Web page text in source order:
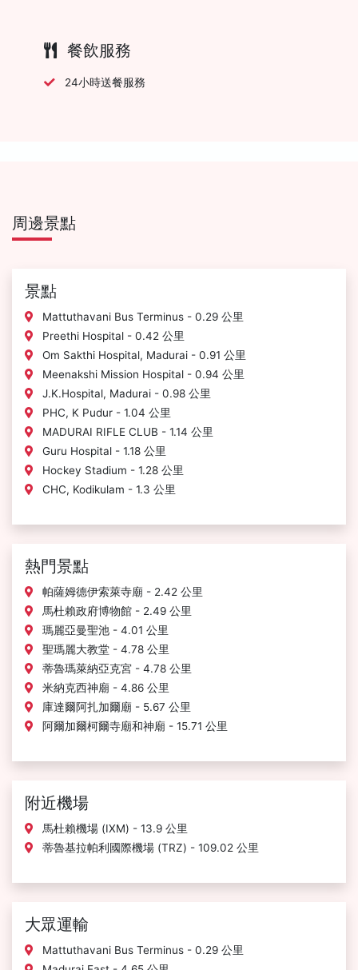
餐飲服務
24小時送餐服務
周邊景點
景點
Mattuthavani Bus Terminus - 0.29 公里
Preethi Hospital - 0.42 公里
Om Sakthi Hospital, Madurai - 0.91 公里
Meenakshi Mission Hospital - 0.94 公里
J.K.Hospital, Madurai - 0.98 公里
PHC, K Pudur - 1.04 公里
MADURAI RIFLE CLUB - 1.14 公里
Guru Hospital - 1.18 公里
Hockey Stadium - 1.28 公里
CHC, Kodikulam - 1.3 公里
熱門景點
帕薩姆德伊索萊寺廟 - 2.42 公里
馬杜賴政府博物館 - 2.49 公里
瑪麗亞曼聖池 - 4.01 公里
聖瑪麗大教堂 - 4.78 公里
蒂魯瑪萊納亞克宮 - 4.78 公里
米納克西神廟 - 4.86 公里
庫達爾阿扎加爾廟 - 5.67 公里
阿爾加爾柯爾寺廟和神廟 - 15.71 公里
附近機場
馬杜賴機場 (IXM) - 13.9 公里
蒂魯基拉帕利國際機場 (TRZ) - 109.02 公里
大眾運輸
Mattuthavani Bus Terminus - 0.29 公里